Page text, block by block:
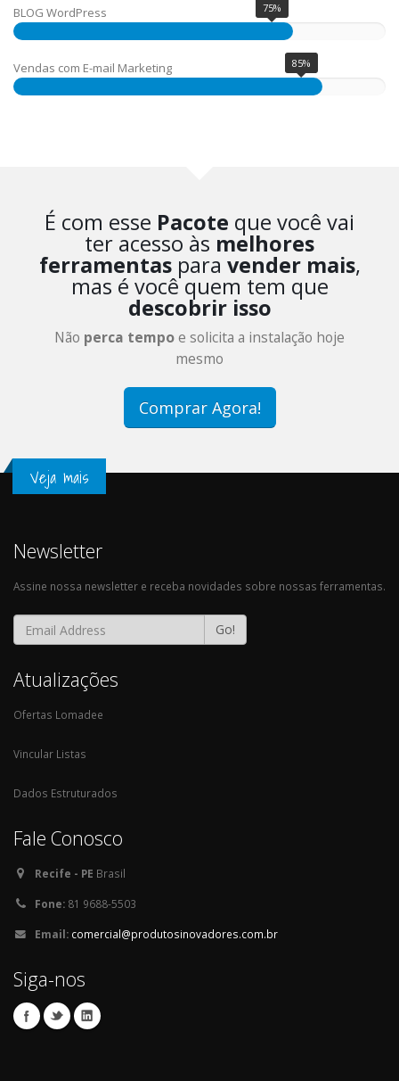
BLOG WordPress 75%
Vendas com E-mail Marketing 85%
É com esse Pacote que você vai
ter acesso às melhores
ferramentaspara vender mais,
mas é você quem tem que
descobrir isso
Não perca tempoe solicita a instalação hoje
mesmo
Comprar Agora!
Veja mais
Newsletter
Assine nossa newsletter e receba novidades sobre nossas ferramentas.
Go!
Atualizações
Ofertas Lomadee
Vincular Listas
Dados Estruturados
Fale Conosco
Recife - PE Brasil
Fone: 81 9688-5503
Email: comercial@produtosinovadores.com.br
Siga-nos